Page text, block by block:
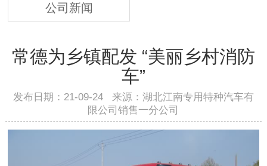
公司新闻
常德为乡镇配发 “美丽乡村消防
车”
发布日期：21-09-24 来源：湖北江南专用特种汽车有
限公司销售一分公司